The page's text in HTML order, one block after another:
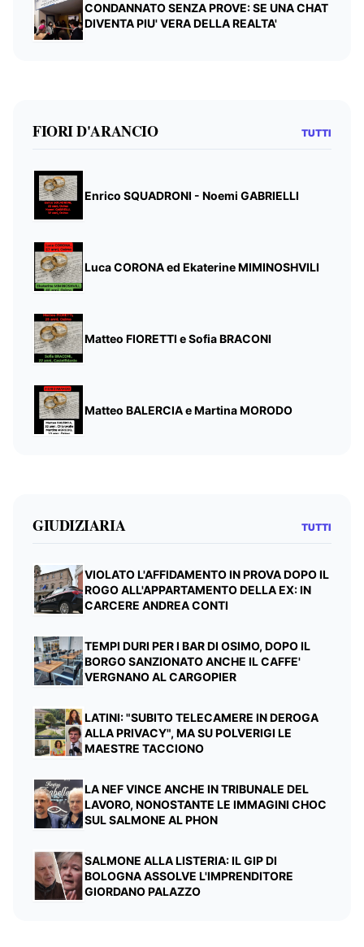
CONDANNATO SENZA PROVE: SE UNA CHAT
DIVENTA PIU' VERA DELLA REALTA'
FIORI D'ARANCIO TUTTI
Enrico SQUADRONI - Noemi GABRIELLI
Luca CORONA ed Ekaterine MIMINOSHVILI
Matteo FIORETTI e Sofia BRACONI
Matteo BALERCIA e Martina MORODO
GIUDIZIARIA TUTTI
VIOLATO L'AFFIDAMENTO IN PROVA DOPO IL
ROGO ALL'APPARTAMENTO DELLA EX: IN
CARCERE ANDREA CONTI
TEMPI DURI PER I BAR DI OSIMO, DOPO IL
BORGO SANZIONATO ANCHE IL CAFFE'
VERGNANO AL CARGOPIER
LATINI: "SUBITO TELECAMERE IN DEROGA
ALLA PRIVACY", MA SU POLVERIGI LE
MAESTRE TACCIONO
LA NEF VINCE ANCHE IN TRIBUNALE DEL
LAVORO, NONOSTANTE LE IMMAGINI CHOC
SUL SALMONE AL PHON
SALMONE ALLA LISTERIA: IL GIP DI
BOLOGNA ASSOLVE L'IMPRENDITORE
GIORDANO PALAZZO